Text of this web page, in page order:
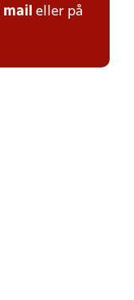
mail eller på